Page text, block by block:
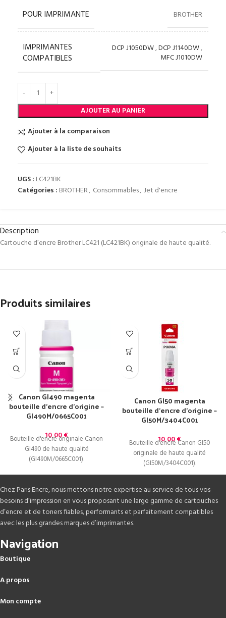
POUR IMPRIMANTE BROTHER
IMPRIMANTES
COMPATIBLES
DCP J1050DW,DCP J1140DW,
MFC J1010DW
AJOUTER AU PANIER
Ajouter à la comparaison
Ajouter à la liste de souhaits
UGS : LC421BK
Catégories : BROTHER, Consommables, Jet d'encre
Description
Cartouche d’encre Brother LC421 (LC421BK) originale de haute qualité.
Produits similaires
Canon GI490 magenta
bouteille d’encre d’origine –
GI490M/0665C001
10,00€
Bouteille d'encre originale Canon
GI490 de haute qualité
(GI490M/0665C001).
Canon GI50 magenta
bouteille d’encre d’origine –
GI50M/3404C001
10,00€
Bouteille d'encre Canon GI50
originale de haute qualité
(GI50M/3404C001).
Chez Paris Encre, nous mettons notre expertise au service de tous vos
besoins d’impression en vous proposant une large gamme de cartouches
d’encre et de toners fiables, performants et parfaitement compatibles
avec les plus grandes marques d’imprimantes.
Navigation
Boutique
A propos
Mon compte